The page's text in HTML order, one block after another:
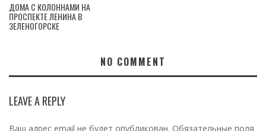
ДОМА С КОЛОННАМИ НА
ПРОСПЕКТЕ ЛЕНИНА В
ЗЕЛЕНОГОРСКЕ
NO COMMENT
LEAVE A REPLY
Ваш адрес email не будет опубликован. Обязательные поля